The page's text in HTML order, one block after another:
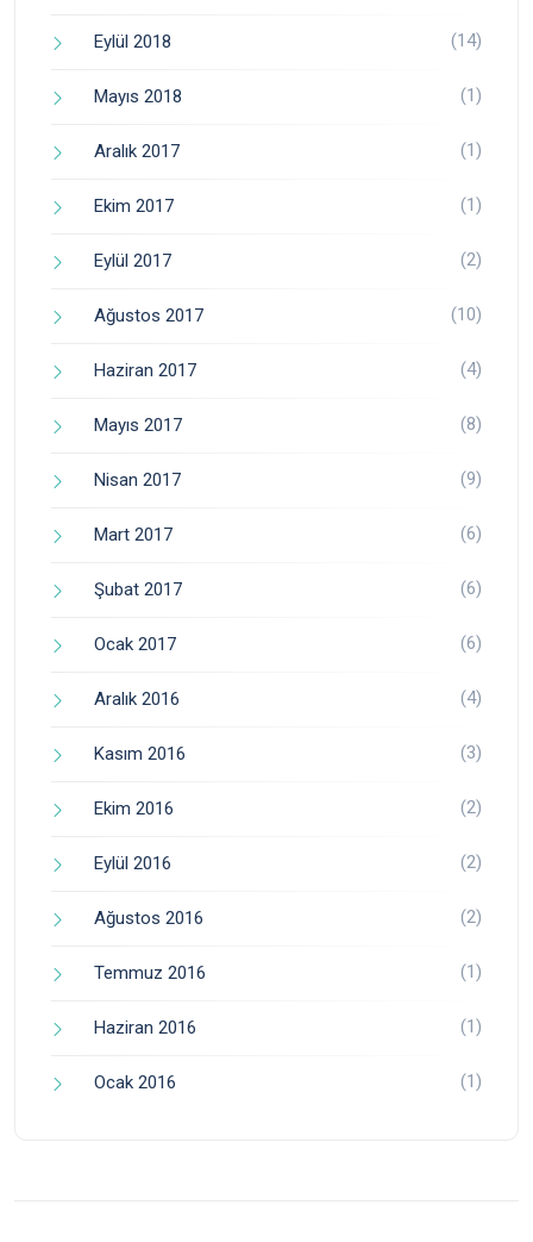
Eylül 2018 (14)
Mayıs 2018 (1)
Aralık 2017 (1)
Ekim 2017 (1)
Eylül 2017 (2)
Ağustos 2017 (10)
Haziran 2017 (4)
Mayıs 2017 (8)
Nisan 2017 (9)
Mart 2017 (6)
Şubat 2017 (6)
Ocak 2017 (6)
Aralık 2016 (4)
Kasım 2016 (3)
Ekim 2016 (2)
Eylül 2016 (2)
Ağustos 2016 (2)
Temmuz 2016 (1)
Haziran 2016 (1)
Ocak 2016 (1)